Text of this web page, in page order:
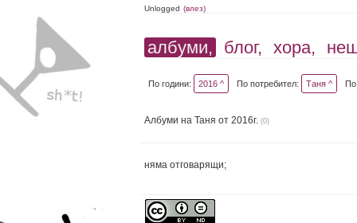
Unlogged (влез)
албуми, блог, хора,
По години: 2016 ^ По потребител: Таня ^
Албуми на Таня от 2016г. (0)
няма отговарящи;